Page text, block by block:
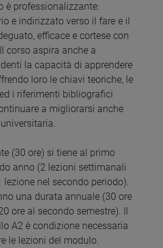
è professionalizzante:
e indirizzato verso il fare e il
efficace e cortese con
corso aspira anche a
la capacità di apprendere
loro le chiavi teoriche, le
i riferimenti bibliografici
a migliorarsi anche
(30 ore) si tiene al primo
anno (2 lezioni settimanali
lezione nel secondo periodo).
una durata annuale (30 ore
ore al secondo semestre). Il
A2 è condizione necessaria
le lezioni del modulo.